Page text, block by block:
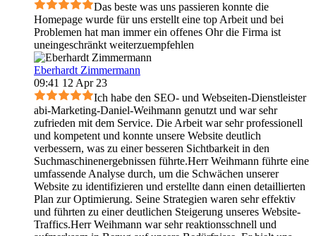
Das beste was uns passieren konnte die
Homepage wurde für uns erstellt eine top Arbeit und bei
Problemen hat man immer ein offenes Ohr die Firma ist
uneingeschränkt weiterzuempfehlen
Eberhardt Zimmermann
09:41 12 Apr 23
Ich habe den SEO- und Webseiten-Dienstleister
abi-Marketing-Daniel-Weihmann genutzt und war sehr
zufrieden mit dem Service. Die Arbeit war sehr professionell
und kompetent und konnte unsere Website deutlich
verbessern, was zu einer besseren Sichtbarkeit in den
Suchmaschinenergebnissen führte.Herr Weihmann führte eine
umfassende Analyse durch, um die Schwächen unserer
Website zu identifizieren und erstellte dann einen detaillierten
Plan zur Optimierung. Seine Strategien waren sehr effektiv
und führten zu einer deutlichen Steigerung unseres Website-
Traffics.Herr Weihmann war sehr reaktionsschnell und